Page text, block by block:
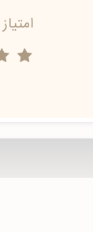
امتیاز